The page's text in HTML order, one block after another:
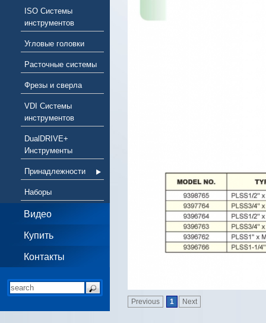
ISO Системы
инструментов
Угловые головки
Расточные системы
Фрезы и сверла
VDI Системы
инструментов
DualDRIVE+
Инструменты
Принадлежности
Наборы
Видео
Купить
Контакты
Previous 1 Next